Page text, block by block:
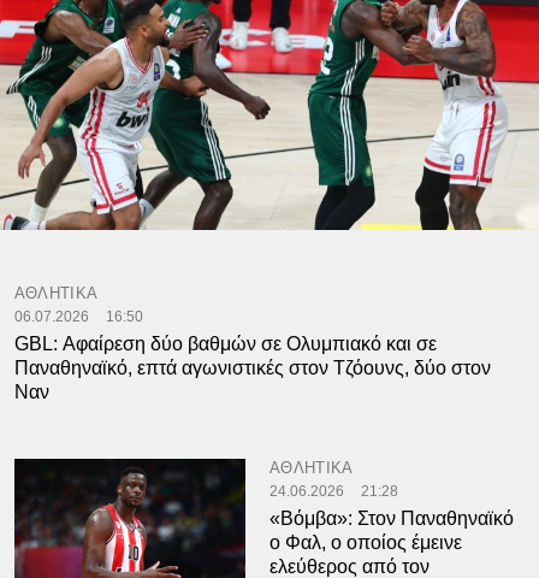
ΑΘΛΗΤΙΚΑ
06.07.2026 16:50
GBL: Αφαίρεση δύο βαθμών σε Ολυμπιακό και σε
Παναθηναϊκό, επτά αγωνιστικές στον Τζόουνς, δύο στον
Ναν
ΑΘΛΗΤΙΚΑ
24.06.2026 21:28
«Βόμβα»: Στον Παναθηναϊκό
ο Φαλ, ο οποίος έμεινε
ελεύθερος από τον